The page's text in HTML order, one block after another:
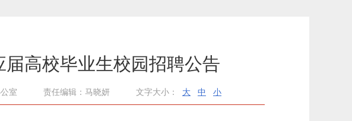
高校毕业生校园招聘公告
室 责任编辑：马晓妍 文字大小： 大 中 小